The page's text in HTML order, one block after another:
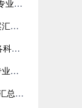
2026年自考本科及专科主考院校列表及专业目录（全国版）
对答案丨2023年4月自考考试真题及答案汇总【网友回忆版】
【汇总】2022年4月、10月自考公共课各科目考试真题及答案汇总（共含24科目）
【汇总】2023年4月全国各省自考开考专业与开考课程表
2022年10月自考各科目考试真题及答案汇总（网友回忆版）